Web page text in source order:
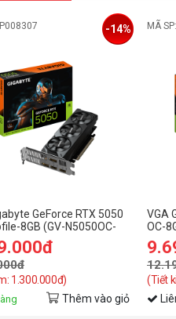
GeForce RTX 5050
8GB (GV-N5050OC-
1.300.000đ)
-14%
Thêm vào giỏ
MÃ
VGA
OC-
8GD)
(Tiết